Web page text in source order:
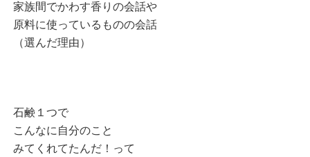
家族間でかわす香りの会話や
原料に使っているものの会話
（選んだ理由）
石鹸１つで
こんなに自分のこと
みてくれてたんだ！って